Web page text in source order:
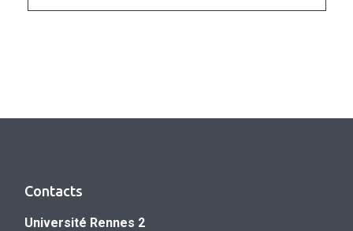
Contacts
Université Rennes 2